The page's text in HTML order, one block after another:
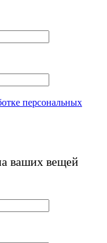
персональных
ваших вещей